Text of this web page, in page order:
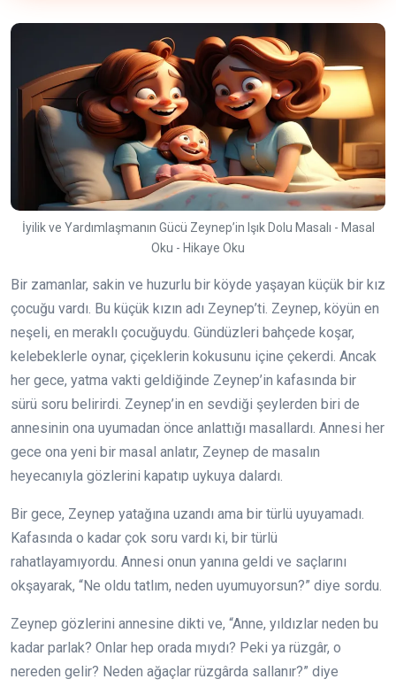
İyilik ve Yardımlaşmanın Gücü Zeynep’in Işık Dolu Masalı - Masal
Oku - Hikaye Oku
Bir zamanlar, sakin ve huzurlu bir köyde yaşayan küçük bir kız
çocuğu vardı. Bu küçük kızın adı Zeynep’ti. Zeynep, köyün en
neşeli, en meraklı çocuğuydu. Gündüzleri bahçede koşar,
kelebeklerle oynar, çiçeklerin kokusunu içine çekerdi. Ancak
her gece, yatma vakti geldiğinde Zeynep’in kafasında bir
sürü soru belirirdi. Zeynep’in en sevdiği şeylerden biri de
annesinin ona uyumadan önce anlattığı masallardı. Annesi her
gece ona yeni bir masal anlatır, Zeynep de masalın
heyecanıyla gözlerini kapatıp uykuya dalardı.
Bir gece, Zeynep yatağına uzandı ama bir türlü uyuyamadı.
Kafasında o kadar çok soru vardı ki, bir türlü
rahatlayamıyordu. Annesi onun yanına geldi ve saçlarını
okşayarak, “Ne oldu tatlım, neden uyumuyorsun?” diye sordu.
Zeynep gözlerini annesine dikti ve, “Anne, yıldızlar neden bu
kadar parlak? Onlar hep orada mıydı? Peki ya rüzgâr, o
nereden gelir? Neden ağaçlar rüzgârda sallanır?” diye